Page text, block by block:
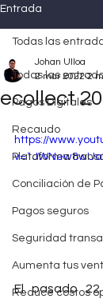
Entrada
Todas las
Pagos Digitales
Recaudo
Plataforma
Conciliación de
Pagos seguros
Seguridad
Aumenta tus
Reduce costos
Todas las
ecollect
Johan Ulloa
2 mar 2022 2
https://
El pasado